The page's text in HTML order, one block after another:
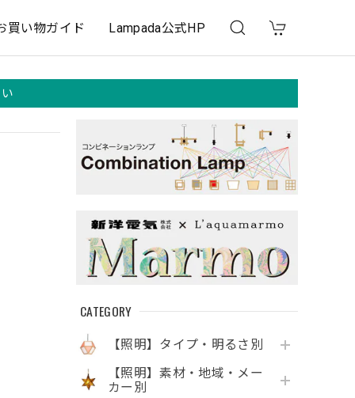
買い物ガイド Lampada公式HP
CATEGORY
【照明】タイプ・明るさ別
【照明】素材・地域・メー
カー別